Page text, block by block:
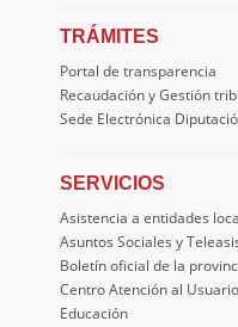
TRÁMITES
Portal de transparencia
Recaudación y Gestión
Sede Electrónica
SERVICIOS
Asistencia a entidades
Asuntos Sociales y
Boletín oficial de la
Centro Atención al Usuario
Educación